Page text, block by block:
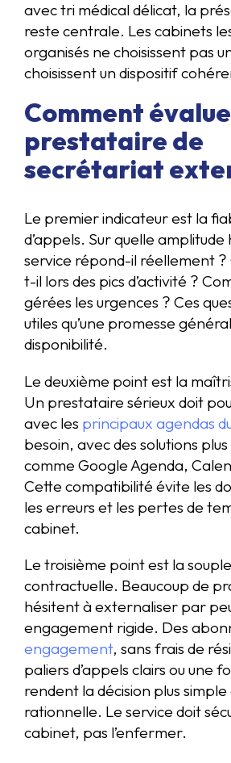
avec tri médical délicat, la
reste centrale. Les cabinets
organisés ne choisissent pas
choisissent un dispositif
Comment
prestataire de
secrétariat
Le premier indicateur est la
d’appels. Sur quelle amplitude
service répond-il réellement ?
t-il lors des pics d’activité ?
gérées les urgences ? Ces
utiles qu’une promesse
disponibilité.
Le deuxième point est la
Un prestataire sérieux doit
avec les principaux agendas
besoin, avec des solutions
comme Google Agenda,
Cette compatibilité évite les
les erreurs et les pertes de
cabinet.
Le troisième point est la
contractuelle. Beaucoup de
hésitent à externaliser par
engagement rigide. Des
engagement, sans frais de
paliers d’appels clairs ou une
rendent la décision plus simple
rationnelle. Le service doit
cabinet, pas l’enfermer.